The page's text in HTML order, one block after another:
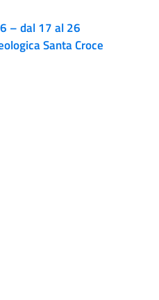
– dal 17 al 26
Santa Croce